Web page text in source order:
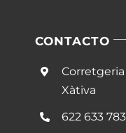
CONTACTO
Corretgeria
Xàtiva
622 633 783